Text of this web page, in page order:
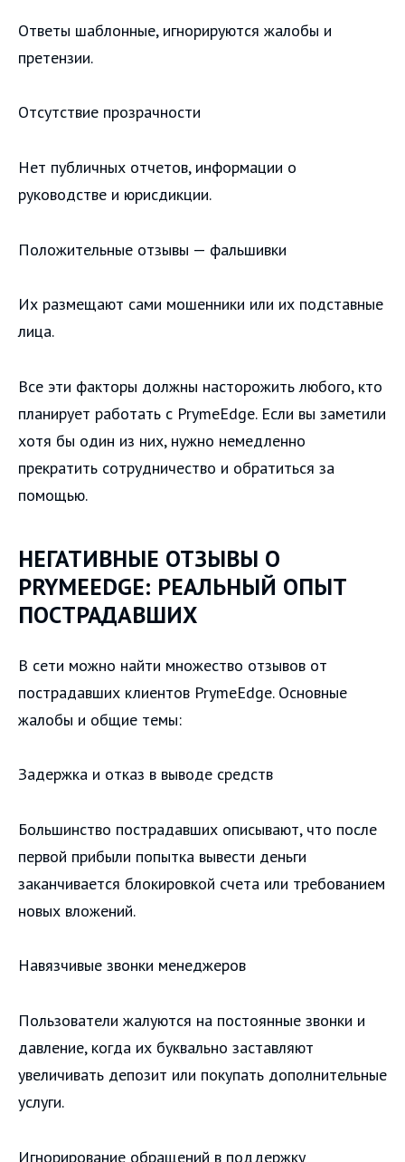
Ответы шаблонные, игнорируются жалобы и
претензии.
Отсутствие прозрачности
Нет публичных отчетов, информации о
руководстве и юрисдикции.
Положительные отзывы — фальшивки
Их размещают сами мошенники или их подставные
лица.
Все эти факторы должны насторожить любого, кто
планирует работать с PrymeEdge. Если вы заметили
хотя бы один из них, нужно немедленно
прекратить сотрудничество и обратиться за
помощью.
НЕГАТИВНЫЕ ОТЗЫВЫ О
PRYMEEDGE: РЕАЛЬНЫЙ ОПЫТ
ПОСТРАДАВШИХ
В сети можно найти множество отзывов от
пострадавших клиентов PrymeEdge. Основные
жалобы и общие темы:
Задержка и отказ в выводе средств
Большинство пострадавших описывают, что после
первой прибыли попытка вывести деньги
заканчивается блокировкой счета или требованием
новых вложений.
Навязчивые звонки менеджеров
Пользователи жалуются на постоянные звонки и
давление, когда их буквально заставляют
увеличивать депозит или покупать дополнительные
услуги.
Игнорирование обращений в поддержку